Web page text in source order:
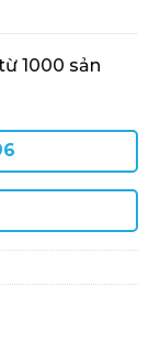
1000 sản